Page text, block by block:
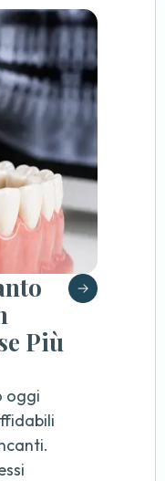
Più
oggi